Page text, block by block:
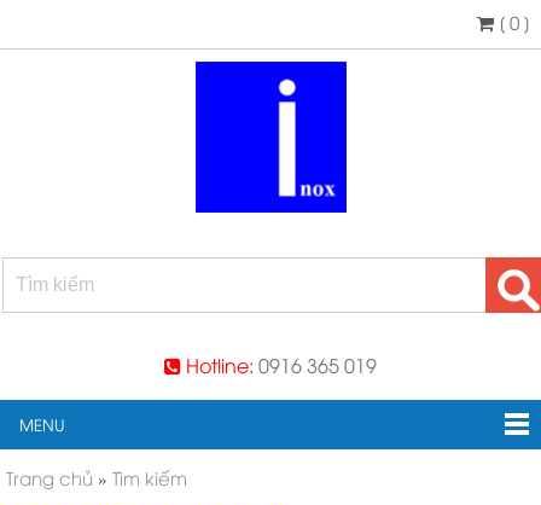
[ 0 ]
Hotline: 0916 365 019
MENU
Trang chủ » Tìm kiếm